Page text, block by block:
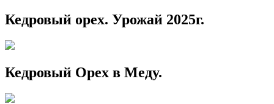
Кедровый орех. Урожай 2025г.
Кедровый Орех в Меду.